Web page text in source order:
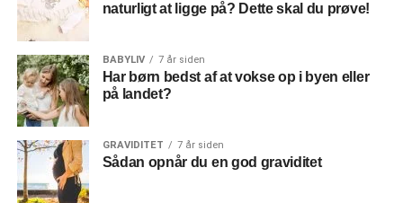
naturligt at ligge på? Dette skal du prøve!
BABYLIV 7 år siden
Har børn bedst af at vokse op i byen eller
på landet?
GRAVIDITET 7 år siden
Sådan opnår du en god graviditet